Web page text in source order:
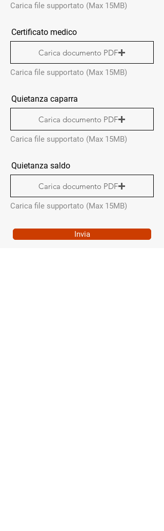
Carica file supportato (Max 15MB)
Certificato medico
Carica documento PDF
Carica file supportato (Max 15MB)
Quietanza caparra
Carica documento PDF
Carica file supportato (Max 15MB)
Quietanza saldo
Carica documento PDF
Carica file supportato (Max 15MB)
Invia